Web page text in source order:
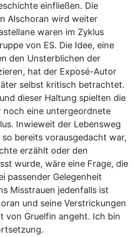
einfließen. Die
Alschoran wird weiter
waren im Zyklus
von ES. Die Idee, eine
den Unsterblichen der
hat der Exposé-Autor
selbst kritisch betrachtet.
dieser Haltung spielten die
noch eine untergeordnete
Inwieweit der Lebensweg
bereits vorausgedacht war,
erzählt oder den
wurde, wäre eine Frage, die
passender Gelegenheit
Misstrauen jedenfalls ist
und seine Verstrickungen
von Gruelfin angeht. Ich bin